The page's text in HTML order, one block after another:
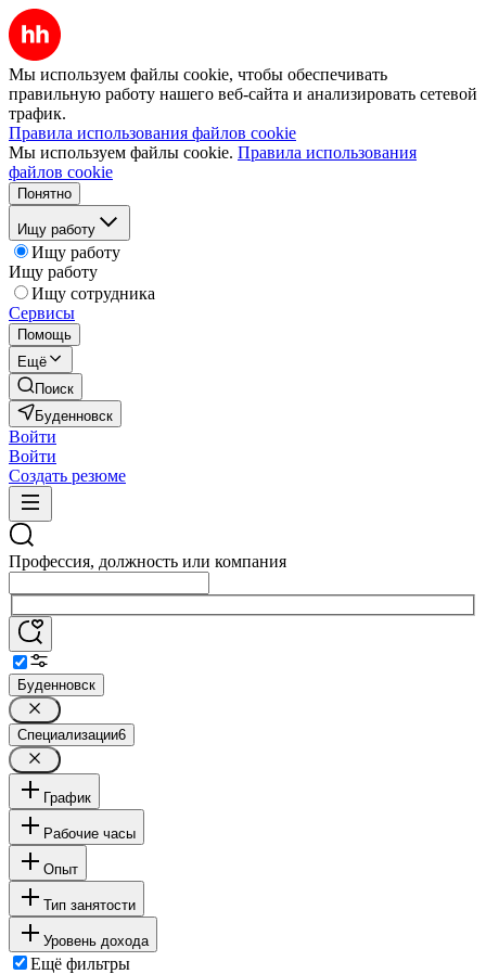
Мы используем файлы cookie, чтобы обеспечивать
правильную работу нашего веб-сайта и анализировать сетевой
трафик.
Правила использования файлов cookie
Мы используем файлы cookie. Правила использования
файлов cookie
Понятно
Ищу работу
Ищу работу
Ищу работу
Ищу сотрудника
Сервисы
Помощь
Ещё
Поиск
Буденновск
Войти
Войти
Создать резюме
Профессия, должность или компания
Буденновск
Специализации6
График
Рабочие часы
Опыт
Тип занятости
Уровень дохода
Ещё фильтры